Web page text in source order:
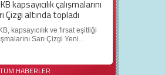
kapsayıcılık çalışmalarını
Çizgi altında topladı
kapsayıcılık ve fırsat eşitliği
Sarı Çizgi Yeni...
TÜM HABERLER